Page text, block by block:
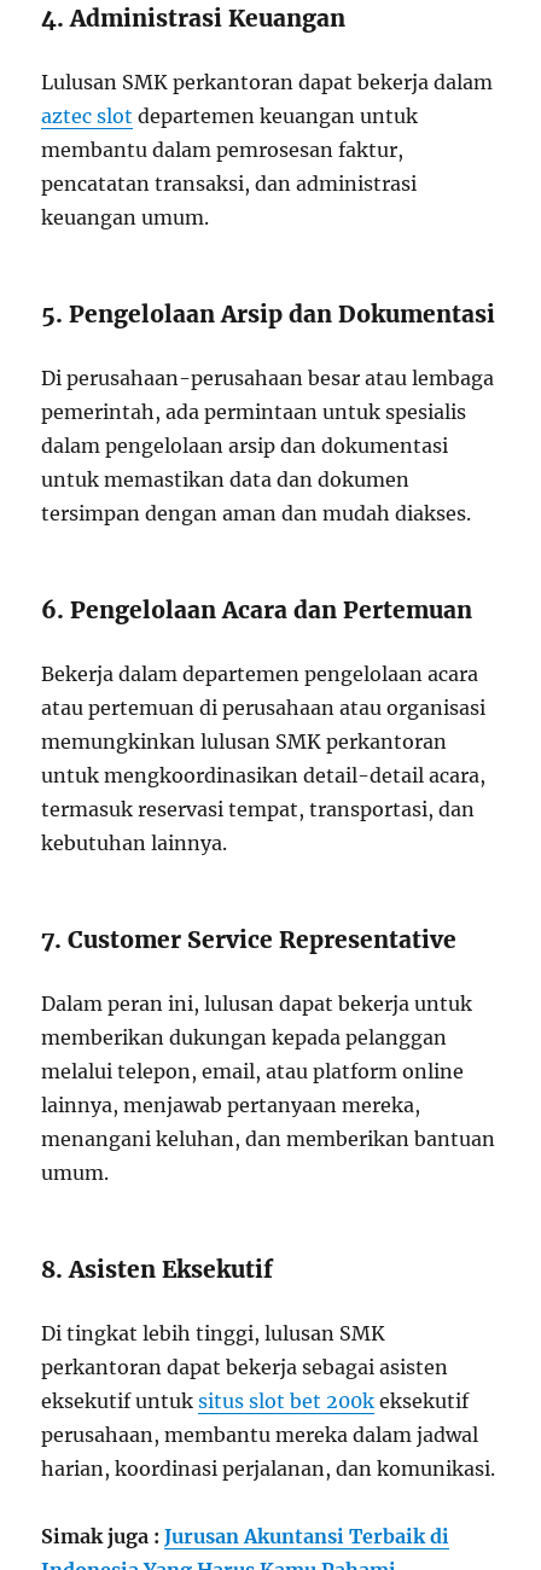
4. Administrasi Keuangan
Lulusan SMK perkantoran dapat bekerja dalam
aztec slot departemen keuangan untuk
membantu dalam pemrosesan faktur,
pencatatan transaksi, dan administrasi
keuangan umum.
5. Pengelolaan Arsip dan Dokumentasi
Di perusahaan-perusahaan besar atau lembaga
pemerintah, ada permintaan untuk spesialis
dalam pengelolaan arsip dan dokumentasi
untuk memastikan data dan dokumen
tersimpan dengan aman dan mudah diakses.
6. Pengelolaan Acara dan Pertemuan
Bekerja dalam departemen pengelolaan acara
atau pertemuan di perusahaan atau organisasi
memungkinkan lulusan SMK perkantoran
untuk mengkoordinasikan detail-detail acara,
termasuk reservasi tempat, transportasi, dan
kebutuhan lainnya.
7. Customer Service Representative
Dalam peran ini, lulusan dapat bekerja untuk
memberikan dukungan kepada pelanggan
melalui telepon, email, atau platform online
lainnya, menjawab pertanyaan mereka,
menangani keluhan, dan memberikan bantuan
umum.
8. Asisten Eksekutif
Di tingkat lebih tinggi, lulusan SMK
perkantoran dapat bekerja sebagai asisten
eksekutif untuksitus slot bet 200k eksekutif
perusahaan, membantu mereka dalam jadwal
harian, koordinasi perjalanan, dan komunikasi.
Simak juga :Jurusan Akuntansi Terbaik di